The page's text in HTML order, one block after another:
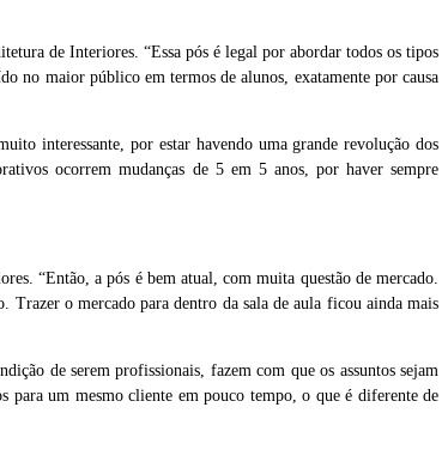
de Interiores. “Essa pós é legal por abordar todos os tipos
no maior público em termos de alunos, exatamente por causa
interessante, por estar havendo uma grande revolução dos
ocorrem mudanças de 5 em 5 anos, por haver sempre
“Então, a pós é bem atual, com muita questão de mercado.
Trazer o mercado para dentro da sala de aula ficou ainda mais
de serem profissionais, fazem com que os assuntos sejam
para um mesmo cliente em pouco tempo, o que é diferente de